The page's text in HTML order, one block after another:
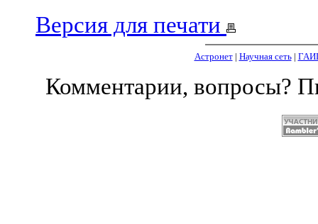
Версия для печати
Астронет| Научная сеть|
Комментарии, вопросы?